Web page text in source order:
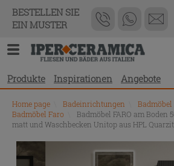
BESTELLEN SIE
EIN MUSTER
Produkte Inspirationen Angebote
Home page Badeinrichtungen Badmöbel
Badmöbel Faro
Badmöbel FARO am Boden
matt und Waschbecken Unitop aus HPL